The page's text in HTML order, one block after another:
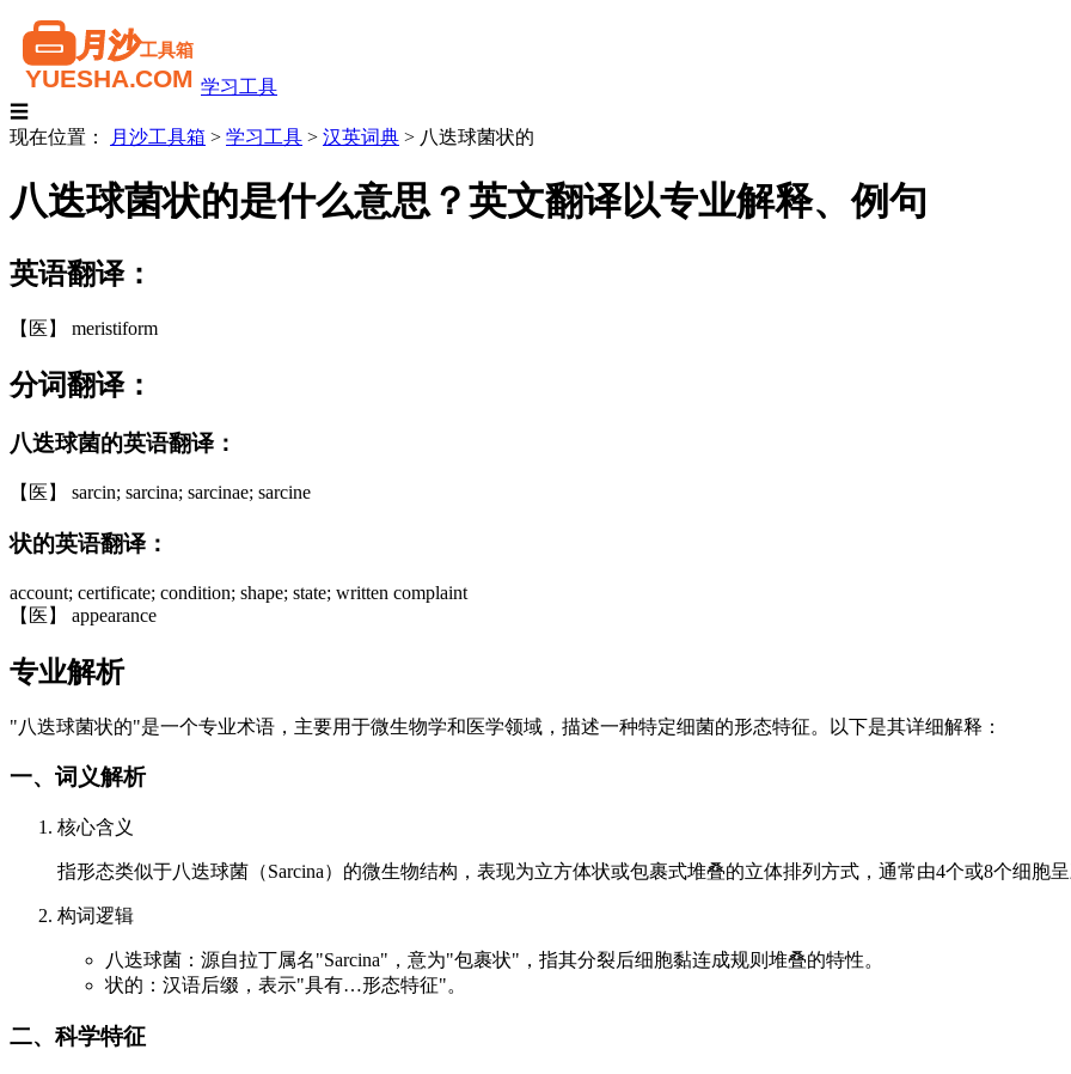
学习工具
☰
现在位置：
月沙工具箱 > 学习工具 > 汉英词典 > 八迭球菌状的
八迭球菌状的是什么意思？英文翻译以专业解释、例句
英语翻译：
【医】 meristiform
分词翻译：
八迭球菌的英语翻译：
【医】 sarcin; sarcina; sarcinae; sarcine
状的英语翻译：
account; certificate; condition; shape; state; written complaint
【医】 appearance
专业解析
"八迭球菌状的"是一个专业术语，主要用于微生物学和医学领域，描述一种特定细菌的形态特征。以下是其详细解释：
一、词义解析
核心含义
指形态类似于八迭球菌（Sarcina）的微生物结构，表现为立方体状或包裹式堆叠的立体排列方式，通常由4个或8个细胞
构词逻辑
八迭球菌：源自拉丁属名"Sarcina"，意为"包裹状"，指其分裂后细胞黏连成规则堆叠的特性。
状的：汉语后缀，表示"具有…形态特征"。
二、科学特征